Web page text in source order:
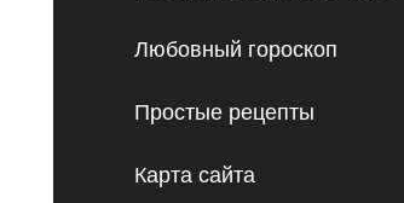
Любовный гороскоп
Простые рецепты
Карта сайта